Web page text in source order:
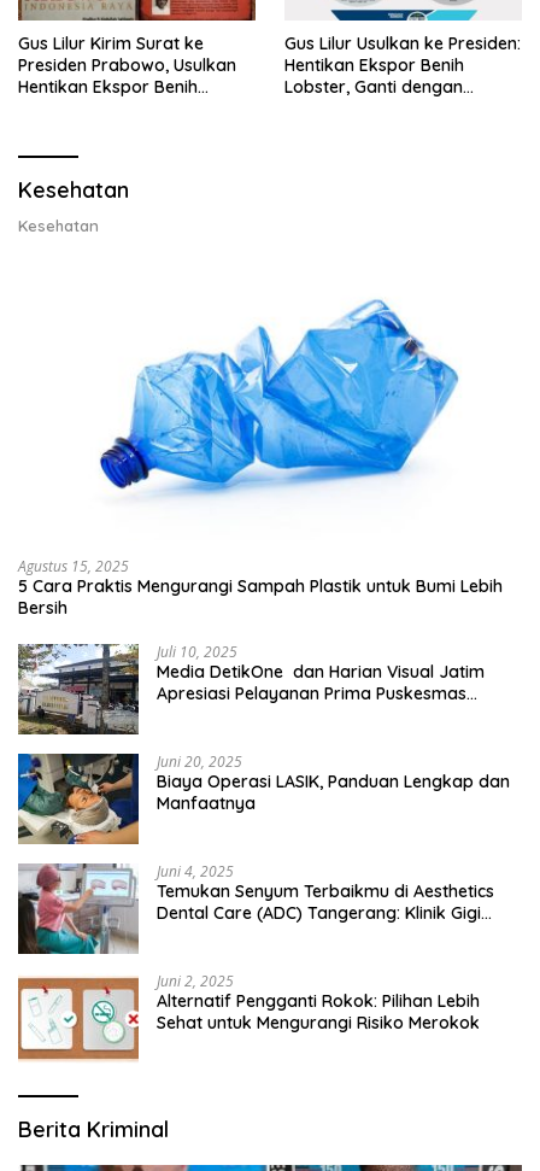
Gus Lilur Kirim Surat ke
Presiden Prabowo, Usulkan
Hentikan Ekspor Benih
Gus Lilur Usulkan ke Presiden:
Hentikan Ekspor Benih
Lobster, Ganti dengan
Kesehatan
Kesehatan
Agustus 15, 2025
5 Cara Praktis Mengurangi Sampah Plastik untuk Bumi Lebih
Bersih
Juli 10, 2025
Media DetikOne dan Harian Visual Jatim
Apresiasi Pelayanan Prima Puskesmas
Juni 20, 2025
Biaya Operasi LASIK, Panduan Lengkap dan
Manfaatnya
Juni 4, 2025
Temukan Senyum Terbaikmu di Aesthetics
Dental Care (ADC) Tangerang: Klinik Gigi
Juni 2, 2025
Alternatif Pengganti Rokok: Pilihan Lebih
Sehat untuk Mengurangi Risiko Merokok
Berita Kriminal